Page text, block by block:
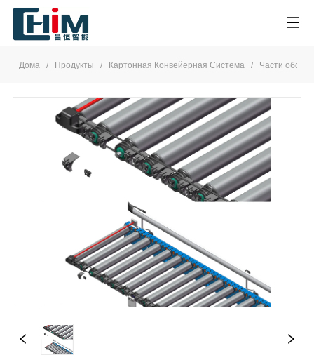
Дома / Продукты / Картонная Конвейерная Система / Части